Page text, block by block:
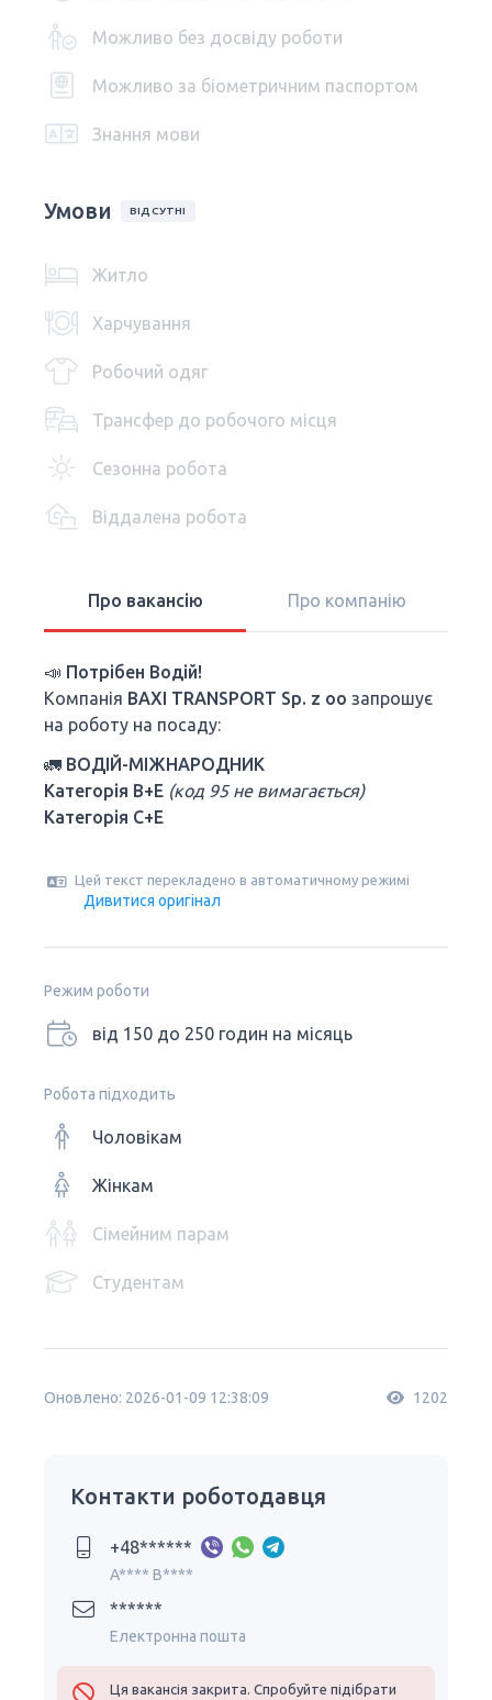
Можливо без досвіду роботи
Можливо за біометричним паспортом
Знання мови
Умови ВІДСУТНІ
Житло
Харчування
Робочий одяг
Трансфер до робочого місця
Сезонна робота
Віддалена робота
Про вакансію Про компанію
📣 Потрібен Водій!
Компанія BAXI TRANSPORT Sp. z oo запрошує
на роботу на посаду:
🚛 ВОДІЙ-МІЖНАРОДНИК
Категорія B+E (код 95 не вимагається)
Категорія C+E
Цей текст перекладено в автоматичному режимі
Дивитися оригінал
Режим роботи
від 150 до 250 годин на місяць
Робота підходить
Чоловікам
Жінкам
Сімейним парам
Студентам
Оновлено: 2026-01-09 12:38:09 1202
Контакти роботодавця
+48******
A**** B****
******
Електронна пошта
Ця вакансія закрита. Спробуйте підібрати